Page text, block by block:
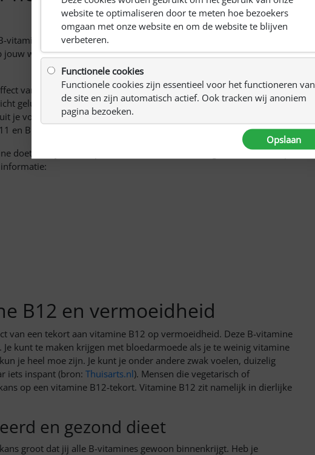
vitamines: vitamine B1, B2, B3, B5, B6, B8, B11 (foliumzuur) en B12.
welzijn. Uiteraard is een teveel aan deze en andere vitamines
van vitamine B op vermoeidheid gedaan. Hetinformatiecentrum
gelukkig wel het een en ander toe. “Op vitamine B11 (foliumzuur)
je voeding, waardoor ze een rol spelen in de energiehuishouding.
en B12 bij de vermindering van vermoeidheid.”
doet, kun je lezen op de website van het Voedingscentrum. Klik op
B12 en vermoeidheid
van een tekort aan vitamine B12 op vermoeidheid. Deze B-vitamine
kunt te maken krijgen met bloedarmoede als je te weinig vitamine
je heel moe zijn. Je kunt je onder andere zwak voelen, duizelig
iets inspant (bron: Thuisarts.nl). Mensen die vegetarisch of
op een vitamine B12-tekort. Vitamine B12 zit namelijk in dierlijke
en gezond dieet
groot dat jij alle B-vitamines gewoon binnenkrijgt. Heb je
website te optimaliseren door te meten hoe bezoekers
omgaan met onze website en om de website te blijven
verbeteren.
Functionele cookies
Functionele cookies zijn essentieel voor het functioneren van
de site en zijn automatisch actief. Ook tracken wij anoniem
pagina bezoeken.
Opslaan